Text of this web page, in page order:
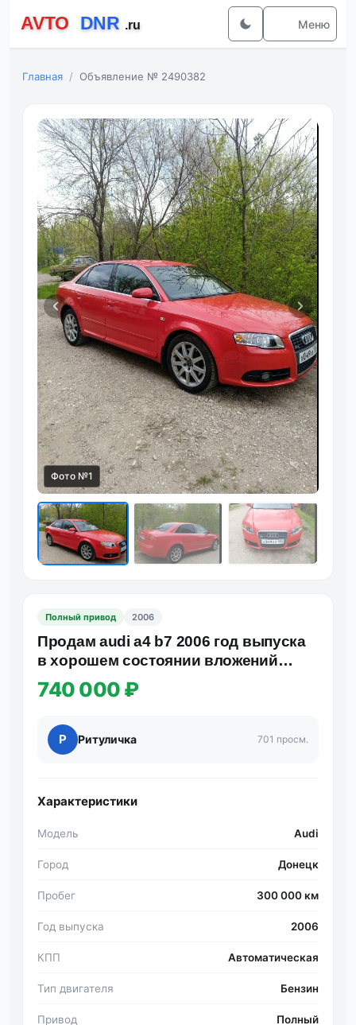
Меню
Главная Объявление № 2490382
Фото №1
Полный привод 2006
Продам audi a4 b7 2006 год выпуска
в хорошем состоянии вложений
никаких не требует, обслуж…
740 000 ₽
Р Ритуличка 701 просм.
Характеристики
Модель Audi
Город Донецк
Пробег 300 000 км
Год выпуска 2006
КПП Автоматическая
Тип двигателя Бензин
Привод Полный